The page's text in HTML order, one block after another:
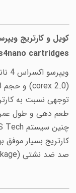
کویل و کارتریج ویپرسو
cartridges
(
corex 2.0
توجهی نسبت به
طعم دهی و طول
چنین سیستم Tech
کارتریج بسیار
صد ضد نشتی (